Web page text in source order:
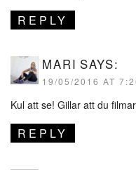
REPLY
MARI SAYS:
19/05/2016 AT
Kul att se! Gillar att du
REPLY